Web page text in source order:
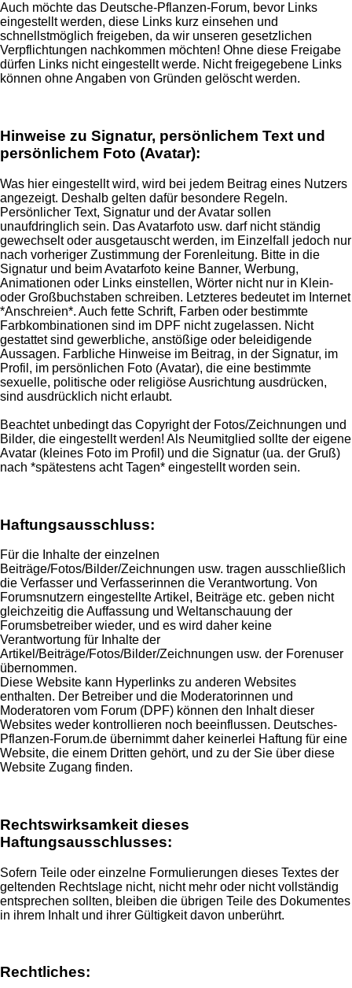
Auch möchte das Deutsche-Pflanzen-Forum, bevor Links
eingestellt werden, diese Links kurz einsehen und
schnellstmöglich freigeben, da wir unseren gesetzlichen
Verpflichtungen nachkommen möchten! Ohne diese Freigabe
dürfen Links nicht eingestellt werde. Nicht freigegebene Links
können ohne Angaben von Gründen gelöscht werden.
Hinweise zu Signatur, persönlichem Text und
persönlichem Foto (Avatar):
Was hier eingestellt wird, wird bei jedem Beitrag eines Nutzers
angezeigt. Deshalb gelten dafür besondere Regeln.
Persönlicher Text, Signatur und der Avatar sollen
unaufdringlich sein. Das Avatarfoto usw. darf nicht ständig
gewechselt oder ausgetauscht werden, im Einzelfall jedoch nur
nach vorheriger Zustimmung der Forenleitung. Bitte in die
Signatur und beim Avatarfoto keine Banner, Werbung,
Animationen oder Links einstellen, Wörter nicht nur in Klein-
oder Großbuchstaben schreiben. Letzteres bedeutet im Internet
*Anschreien*. Auch fette Schrift, Farben oder bestimmte
Farbkombinationen sind im DPF nicht zugelassen. Nicht
gestattet sind gewerbliche, anstößige oder beleidigende
Aussagen. Farbliche Hinweise im Beitrag, in der Signatur, im
Profil, im persönlichen Foto (Avatar), die eine bestimmte
sexuelle, politische oder religiöse Ausrichtung ausdrücken,
sind ausdrücklich nicht erlaubt.
Beachtet unbedingt das Copyright der Fotos/Zeichnungen und
Bilder, die eingestellt werden! Als Neumitglied sollte der eigene
Avatar (kleines Foto im Profil) und die Signatur (ua. der Gruß)
nach *spätestens acht Tagen* eingestellt worden sein.
Haftungsausschluss:
Für die Inhalte der einzelnen
Beiträge/Fotos/Bilder/Zeichnungen usw. tragen ausschließlich
die Verfasser und Verfasserinnen die Verantwortung. Von
Forumsnutzern eingestellte Artikel, Beiträge etc. geben nicht
gleichzeitig die Auffassung und Weltanschauung der
Forumsbetreiber wieder, und es wird daher keine
Verantwortung für Inhalte der
Artikel/Beiträge/Fotos/Bilder/Zeichnungen usw. der Forenuser
übernommen.
Diese Website kann Hyperlinks zu anderen Websites
enthalten. Der Betreiber und die Moderatorinnen und
Moderatoren vom Forum (DPF) können den Inhalt dieser
Websites weder kontrollieren noch beeinflussen. Deutsches-
Pflanzen-Forum.de übernimmt daher keinerlei Haftung für eine
Website, die einem Dritten gehört, und zu der Sie über diese
Website Zugang finden.
Rechtswirksamkeit dieses
Haftungsausschlusses:
Sofern Teile oder einzelne Formulierungen dieses Textes der
geltenden Rechtslage nicht, nicht mehr oder nicht vollständig
entsprechen sollten, bleiben die übrigen Teile des Dokumentes
in ihrem Inhalt und ihrer Gültigkeit davon unberührt.
Rechtliches: